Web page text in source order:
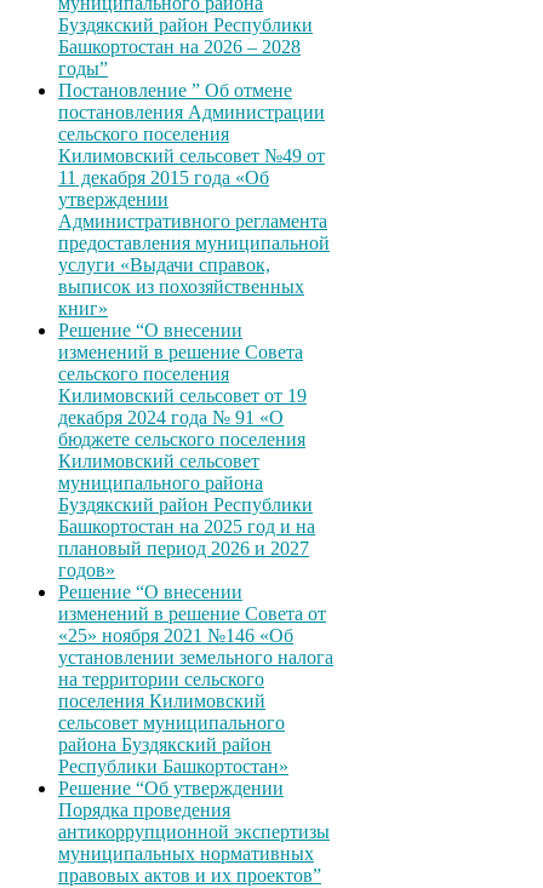
Буздякский район Республики
Башкортостан на 2026 – 2028
годы”
Постановление ” Об отмене
постановления Администрации
сельского поселения
Килимовский сельсовет №49 от
11 декабря 2015 года «Об
утверждении
Административного регламента
предоставления муниципальной
услуги «Выдачи справок,
выписок из похозяйственных
книг»
Решение “О внесении
изменений в решение Совета
сельского поселения
Килимовский сельсовет от 19
декабря 2024 года № 91 «О
бюджете сельского поселения
Килимовский сельсовет
муниципального района
Буздякский район Республики
Башкортостан на 2025 год и на
плановый период 2026 и 2027
годов»
Решение “О внесении
изменений в решение Совета от
«25» ноября 2021 №146 «Об
установлении земельного налога
на территории сельского
поселения Килимовский
сельсовет муниципального
района Буздякский район
Республики Башкортостан»
Решение “Об утверждении
Порядка проведения
антикоррупционной экспертизы
муниципальных нормативных
правовых актов и их проектов”